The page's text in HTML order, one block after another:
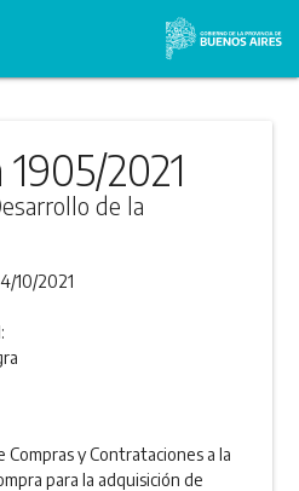
2021
de la
10/2021
y Contrataciones a la
para la adquisición de